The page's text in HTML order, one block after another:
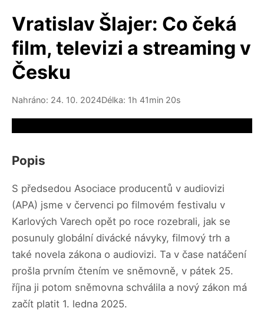
Vratislav Šlajer: Co čeká
film, televizi a streaming v
Česku
Nahráno: 24. 10. 2024Délka: 1h 41min 20s
Popis
S předsedou Asociace producentů v audiovizi
(APA) jsme v červenci po filmovém festivalu v
Karlových Varech opět po roce rozebrali, jak se
posunuly globální divácké návyky, filmový trh a
také novela zákona o audiovizi. Ta v čase natáčení
prošla prvním čtením ve sněmovně, v pátek 25.
října ji potom sněmovna schválila a nový zákon má
začít platit 1. ledna 2025.